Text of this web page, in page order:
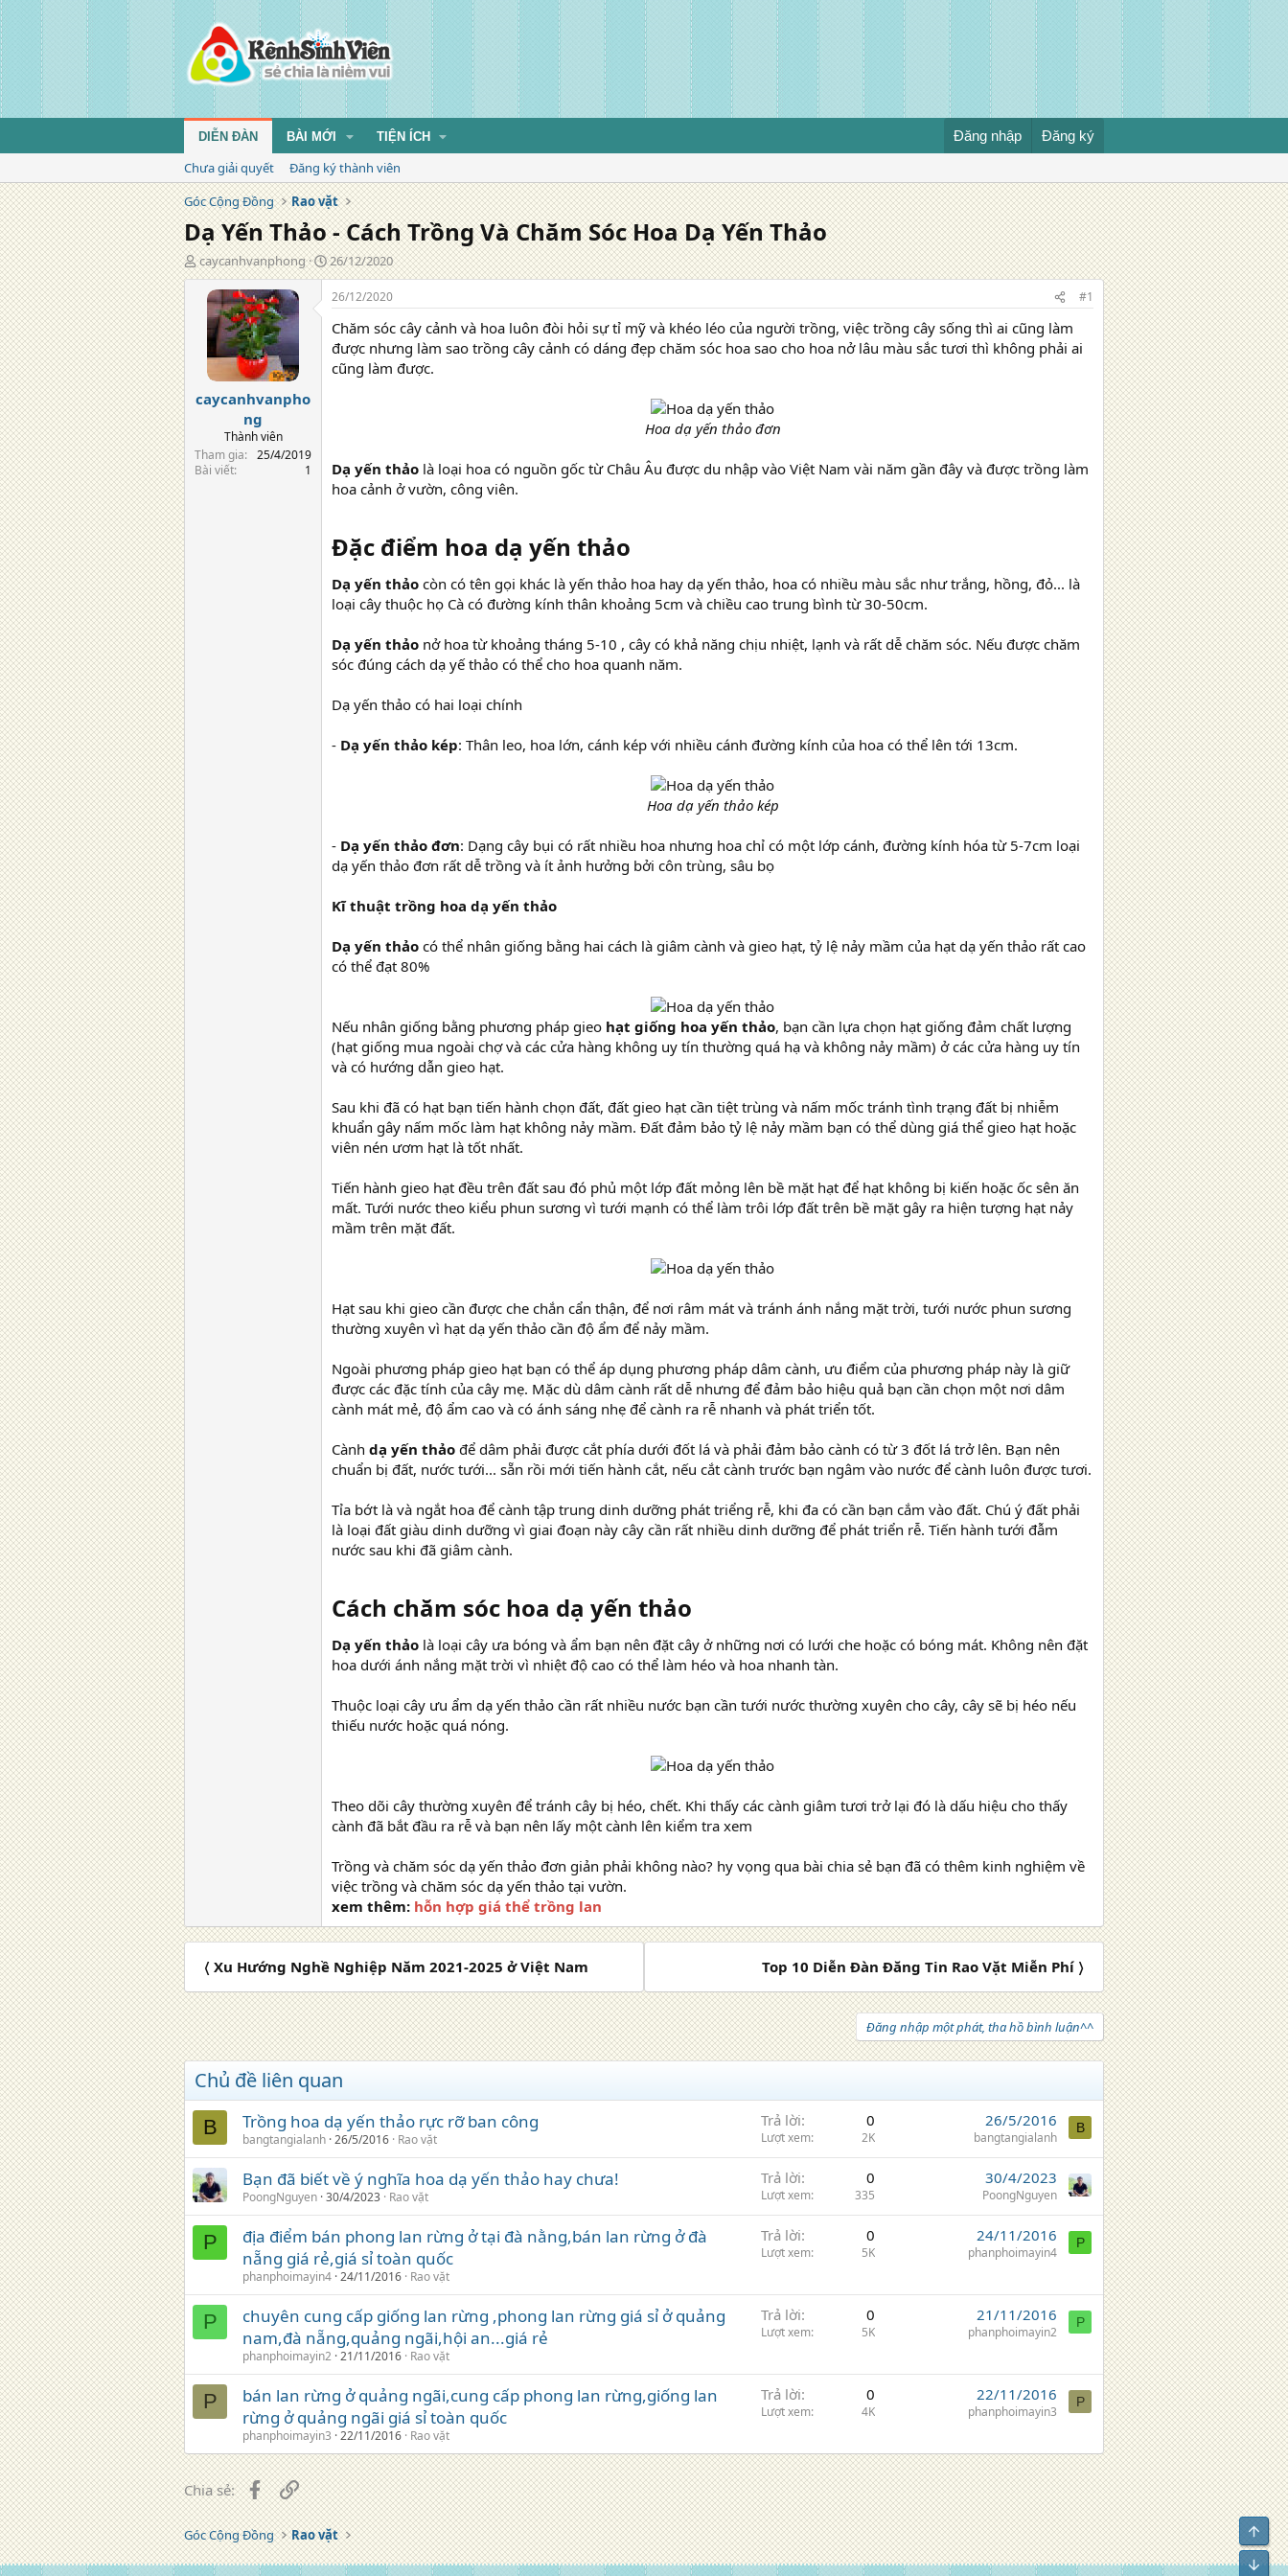
DIỄN ĐÀN BÀI MỚI TIỆN ÍCH Đăng nhập Đăng ký
Chưa giải quyết
Đăng ký thành viên
Góc Cộng Đồng
Rao vặt
Dạ Yến Thảo - Cách Trồng Và Chăm Sóc Hoa Dạ Yến Thảo
T
á
caycanhvanphong
N
g
à
y
đ
ă
n
26/12/2020
caycanhvanpho
ng
Thành viên
Tham gia
25/4/2019
Bài viết
1
26/12/2020 #1
Chăm sóc cây cảnh và hoa luôn đòi hỏi sự tỉ mỹ và khéo léo của người trồng, việc trồng cây sống thì ai cũng làm
được nhưng làm sao trồng cây cảnh có dáng đẹp chăm sóc hoa sao cho hoa nở lâu màu sắc tươi thì không phải ai
cũng làm được.
Hoa dạ yến thảo đơn
Dạ yến thảo là loại hoa có nguồn gốc từ Châu Âu được du nhập vào Việt Nam vài năm gần đây và được trồng làm
hoa cảnh ở vườn, công viên.
Đặc điểm hoa dạ yến thảo
Dạ yến thảo còn có tên gọi khác là yến thảo hoa hay dạ yến thảo, hoa có nhiều màu sắc như trắng, hồng, đỏ... là
loại cây thuộc họ Cà có đường kính thân khoảng 5cm và chiều cao trung bình từ 30-50cm.
Dạ yến thảo nở hoa từ khoảng tháng 5-10 , cây có khả năng chịu nhiệt, lạnh và rất dễ chăm sóc. Nếu được chăm
sóc đúng cách dạ yế thảo có thể cho hoa quanh năm.
Dạ yến thảo có hai loại chính
- Dạ yến thảo kép: Thân leo, hoa lớn, cánh kép với nhiều cánh đường kính của hoa có thể lên tới 13cm.
Hoa dạ yến thảo kép
- Dạ yến thảo đơn: Dạng cây bụi có rất nhiều hoa nhưng hoa chỉ có một lớp cánh, đường kính hóa từ 5-7cm loại
dạ yến thảo đơn rất dễ trồng và ít ảnh hưởng bởi côn trùng, sâu bọ
Kĩ thuật trồng hoa dạ yến thảo
Dạ yến thảo có thể nhân giống bằng hai cách là giâm cành và gieo hạt, tỷ lệ nảy mầm của hạt dạ yến thảo rất cao
có thể đạt 80%
Nếu nhân giống bằng phương pháp gieo hạt giống hoa yến thảo, bạn cần lựa chọn hạt giống đảm chất lượng
(hạt giống mua ngoài chợ và các cửa hàng không uy tín thường quá hạ và không nảy mầm) ở các cửa hàng uy tín
và có hướng dẫn gieo hạt.
Sau khi đã có hạt bạn tiến hành chọn đất, đất gieo hạt cần tiệt trùng và nấm mốc tránh tình trạng đất bị nhiễm
khuẩn gây nấm mốc làm hạt không nảy mầm. Đất đảm bảo tỷ lệ nảy mầm bạn có thể dùng giá thể gieo hạt hoặc
viên nén ươm hạt là tốt nhất.
Tiến hành gieo hạt đều trên đất sau đó phủ một lớp đất mỏng lên bề mặt hạt để hạt không bị kiến hoặc ốc sên ăn
mất. Tưới nước theo kiểu phun sương vì tưới mạnh có thể làm trôi lớp đất trên bề mặt gây ra hiện tượng hạt nảy
mầm trên mặt đất.
Hạt sau khi gieo cần được che chắn cẩn thận, để nơi râm mát và tránh ánh nắng mặt trời, tưới nước phun sương
thường xuyên vì hạt dạ yến thảo cần độ ẩm để nảy mầm.
Ngoài phương pháp gieo hạt bạn có thể áp dụng phương pháp dâm cành, ưu điểm của phương pháp này là giữ
được các đặc tính của cây mẹ. Mặc dù dâm cành rất dễ nhưng để đảm bảo hiệu quả bạn cần chọn một nơi dâm
cành mát mẻ, độ ẩm cao và có ánh sáng nhẹ để cành ra rễ nhanh và phát triển tốt.
Cành dạ yến thảo để dâm phải được cắt phía dưới đốt lá và phải đảm bảo cành có từ 3 đốt lá trở lên. Bạn nên
chuẩn bị đất, nước tưới... sẵn rồi mới tiến hành cắt, nếu cắt cành trước bạn ngâm vào nước để cành luôn được tươi.
Tỉa bớt là và ngắt hoa để cành tập trung dinh dưỡng phát triểng rễ, khi đa có cần bạn cắm vào đất. Chú ý đất phải
là loại đất giàu dinh dưỡng vì giai đoạn này cây cần rất nhiều dinh dưỡng để phát triển rễ. Tiến hành tưới đẫm
nước sau khi đã giâm cành.
Cách chăm sóc hoa dạ yến thảo
Dạ yến thảo là loại cây ưa bóng và ẩm bạn nên đặt cây ở những nơi có lưới che hoặc có bóng mát. Không nên đặt
hoa dưới ánh nắng mặt trời vì nhiệt độ cao có thể làm héo và hoa nhanh tàn.
Thuộc loại cây ưu ẩm dạ yến thảo cần rất nhiều nước bạn cần tưới nước thường xuyên cho cây, cây sẽ bị héo nếu
thiếu nước hoặc quá nóng.
Theo dõi cây thường xuyên để tránh cây bị héo, chết. Khi thấy các cành giâm tươi trở lại đó là dấu hiệu cho thấy
cành đã bắt đầu ra rễ và bạn nên lấy một cành lên kiểm tra xem
Trồng và chăm sóc dạ yến thảo đơn giản phải không nào? hy vọng qua bài chia sẻ bạn đã có thêm kinh nghiệm về
việc trồng và chăm sóc dạ yến thảo tại vườn.
xem thêm: hỗn hợp giá thể trồng lan
〈 Xu Hướng Nghề Nghiệp Năm 2021-2025 ở Việt Nam Top 10 Diễn Đàn Đăng Tin Rao Vặt Miễn Phí 〉
Đăng nhập một phát, tha hồ bình luận^^
Chủ đề liên quan
B Trồng hoa dạ yến thảo rực rỡ ban công
bangtangialanh 26/5/2016 Rao vặt
Trả lời 0
Lượt xem 2K
26/5/2016
bangtangialanh
B
Bạn đã biết về ý nghĩa hoa dạ yến thảo hay chưa!
PoongNguyen 30/4/2023 Rao vặt
Trả lời 0
Lượt xem 335
30/4/2023
PoongNguyen
P
địa điểm bán phong lan rừng ở tại đà nằng,bán lan rừng ở đà
nẵng giá rẻ,giá sỉ toàn quốc
phanphoimayin4 24/11/2016 Rao vặt
Trả lời 0
Lượt xem 5K
24/11/2016
phanphoimayin4
P
P
chuyên cung cấp giống lan rừng ,phong lan rừng giá sỉ ở quảng
nam,đà nẵng,quảng ngãi,hội an...giá rẻ
phanphoimayin2 21/11/2016 Rao vặt
Trả lời 0
Lượt xem 5K
21/11/2016
phanphoimayin2
P
P
bán lan rừng ở quảng ngãi,cung cấp phong lan rừng,giống lan
rừng ở quảng ngãi giá sỉ toàn quốc
phanphoimayin3 22/11/2016 Rao vặt
Trả lời 0
Lượt xem 4K
22/11/2016
phanphoimayin3
P
Chia sẻ: Facebook
Liên kết
Góc Cộng Đồng Rao vặt
Top